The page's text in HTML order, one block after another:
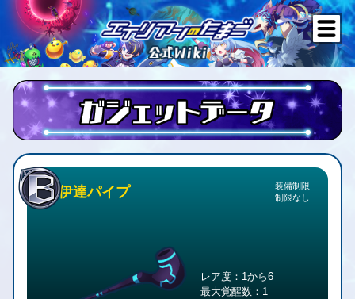
伊達パイプ
装備制限
制限なし
レア度：1から6
最大覚醒数：1